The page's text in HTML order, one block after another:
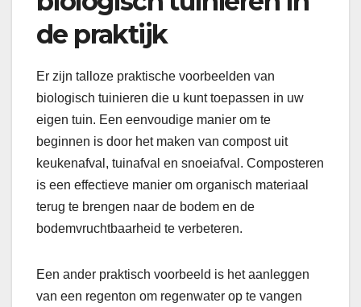
de praktijk
Er zijn talloze praktische voorbeelden van
biologisch tuinieren die u kunt toepassen in uw
eigen tuin. Een eenvoudige manier om te
beginnen is door het maken van compost uit
keukenafval, tuinafval en snoeiafval. Composteren
is een effectieve manier om organisch materiaal
terug te brengen naar de bodem en de
bodemvruchtbaarheid te verbeteren.
Een ander praktisch voorbeeld is het aanleggen
van een regenton om regenwater op te vangen